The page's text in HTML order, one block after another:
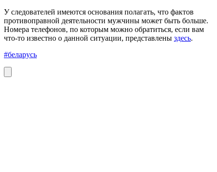
У следователей имеются основания полагать, что фактов
противоправной деятельности мужчины может быть больше.
Номера телефонов, по которым можно обратиться, если вам
что-то известно о данной ситуации, представлены здесь.
#беларусь